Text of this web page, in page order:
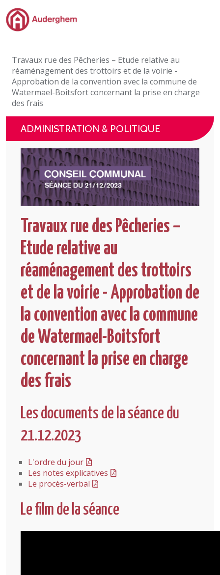
Passer au contenu principal
Événements et vie associative
eGuichet
Vivre à Auderghem
En 1 clic
Travaux rue des Pêcheries – Etude relative au
réaménagement des trottoirs et de la voirie -
Approbation de la convention avec la commune de
Watermael-Boitsfort concernant la prise en charge
des frais
ADMINISTRATION & POLITIQUE
Travaux rue des Pêcheries –
Etude relative au
réaménagement des trottoirs
et de la voirie - Approbation de
la convention avec la commune
de Watermael-Boitsfort
concernant la prise en charge
des frais
Les documents de la séance du
21.12.2023
L'ordre du jour
Les notes explicatives
Le procès-verbal
Le film de la séance